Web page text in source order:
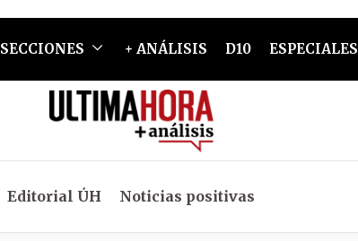
SECCIONES + ANÁLISIS D10 ESPECIALES
Editorial ÚH Noticias positivas